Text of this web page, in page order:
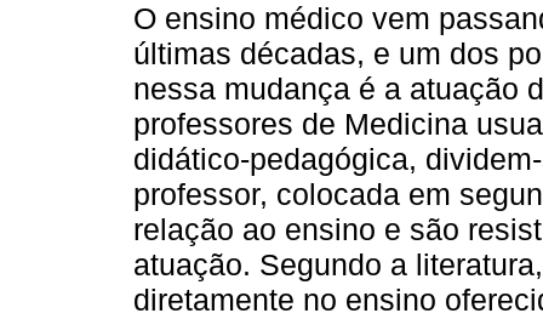
O ensino médico vem
últimas décadas, e um dos
nessa mudança é a atuação
professores de Medicina
didático-pedagógica,
professor, colocada em
relação ao ensino e são
atuação. Segundo a
diretamente no ensino